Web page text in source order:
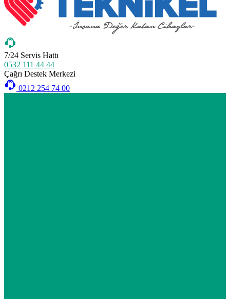
7/24 Servis Hattı
0532 111 44 44
Çağrı Destek Merkezi
0212 254 74 00